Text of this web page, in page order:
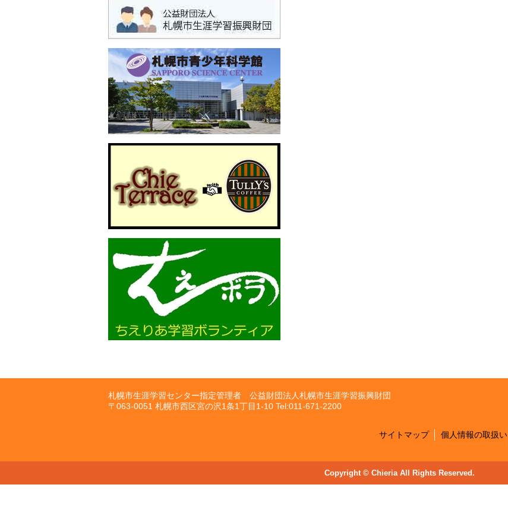
札幌市生涯学習センター指定管理者 公益財団法人札幌市生涯学習振興財団
〒063-0051 札幌市西区宮の沢1条1丁目1-10 Tel:011-671-2200
サイトマップ 個人情報の取扱い
Copyright © Chieria All Rights Reserved.